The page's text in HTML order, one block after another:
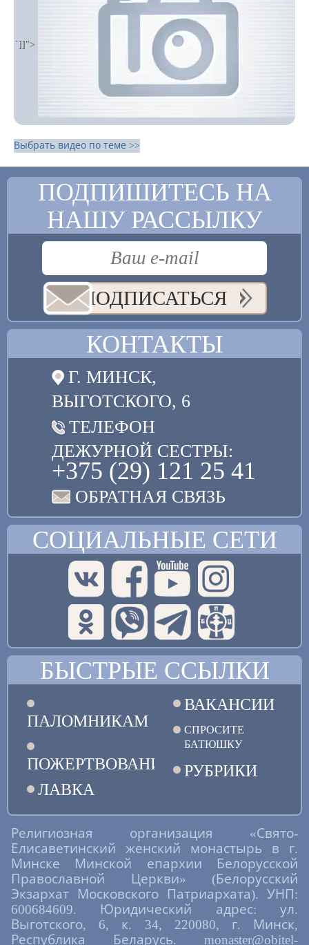
`]]">
Выбрать видео по теме >>
ПОДПИШИТЕСЬ НА
НАШУ РАССЫЛКУ
ПОДПИСАТЬСЯ
КОНТАКТЫ
Г. МИНСК,
ВЫГОТСКОГО, 6
ТЕЛЕФОН
ДЕЖУРНОЙ СЕСТРЫ:
+375 (29) 121 25 41
ОБРАТНАЯ СВЯЗЬ
СОЦИАЛЬНЫЕ СЕТИ
БЫСТРЫЕ ССЫЛКИ
ПАЛОМНИКАМ
ПОЖЕРТВОВАНИЯ
ЛАВКА
ВАКАНСИИ
СПРОСИТЕ
БАТЮШКУ
РУБРИКИ
Религиозная организация «Свято-
Елисаветинский женский монастырь в г.
Минске Минской епархии Белорусской
Православной Церкви» (Белорусский
Экзархат Московского Патриархата). УНП:
600684609. Юридический адрес: ул.
Выготского, 6, к. 34, 220080, г. Минск,
Республика Беларусь. monaster@obitel-